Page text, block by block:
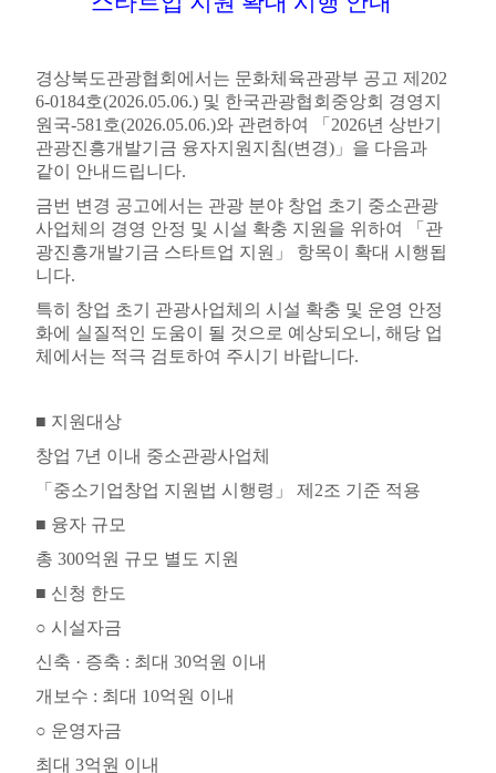
경상북도관광협회에서는 문화체육관광부 공고 제 202
6-0184호(2026.05.06.) 및 한국관광협회중앙회 경영지
원국-581 호(2026.05.06.)와 관련하여 「 2026년 상반기
관광진흥개발기금 융자지원지침(변경)」 을 다음과
같이 안내드립니다.
금번 변경 공고에서는 관광 분야 창업 초기 중소관광
사업체의 경영 안정 및 시설 확충 지원을 위하여
「 관
광진흥개발기금 스타트업 지원 」 항목이 확대 시행됩
니다.
특히 창업 초기 관광사업체의 시설 확충 및 운영 안정
화에 실질적인 도움이 될 것으로 예상되오니 , 해당 업
체에서는 적극 검토하여 주시기 바랍니다.
■ 지원대상
창업 7년 이내 중소관광사업체
「 중소기업창업 지원법 시행령 」 제 2조 기준 적용
■ 융자 규모
총 300억원 규모 별도 지원
■ 신청 한도
○ 시설자금
신축 · 증축 : 최대 30억원 이내
개보수 : 최대 10억원 이내
○ 운영자금
최대 3억원 이내